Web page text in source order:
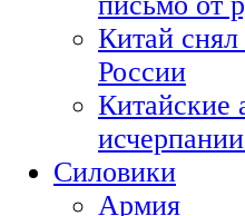
Китай
России
Китайские
Силовики
Армия